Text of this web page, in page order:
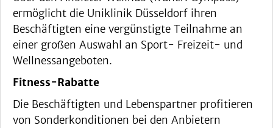
ermöglicht die Uniklinik Düsseldorf ihren
Beschäftigten eine vergünstigte Teilnahme an
einer großen Auswahl an Sport- Freizeit- und
Wellnessangeboten.
Fitness-Rabatte
Die Beschäftigten und Lebenspartner profitieren
von Sonderkonditionen bei den Anbietern